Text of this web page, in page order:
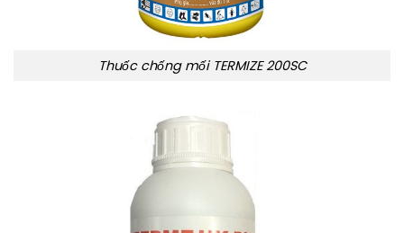
Thuốc chống mối TERMIZE 200SC